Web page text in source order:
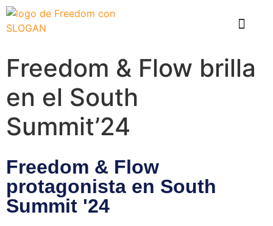
Freedom & Flow brilla
en el South
Summit’24
Freedom & Flow
protagonista en South
Summit '24